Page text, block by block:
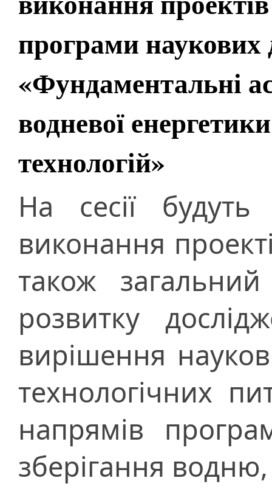
програми
«Фундаментальні
водневої
технологій»
На сесії будуть
виконання
також
розвитку
вирішення
технологічних
напрямів
зберігання